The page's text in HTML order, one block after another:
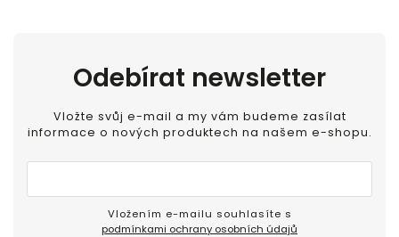
Odebírat newsletter
Vložte svůj e-mail a my vám budeme zasílat
informace o nových produktech na našem e-shopu.
podmínkami ochrany osobních údajů